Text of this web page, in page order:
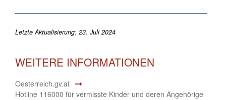
Letzte Aktualisierung: 23. Juli 2024
WEITERE INFORMATIONEN
Oesterreich.gv.at
Hotline 116000 für vermisste Kinder und deren Angehörige